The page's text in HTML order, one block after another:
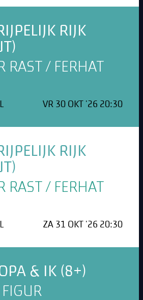
RIJK
RAST / FERHAT
VR 30 OKT '26 20:30
RIJK
RAST / FERHAT
ZA 31 OKT '26 20:30
& IK (8+)